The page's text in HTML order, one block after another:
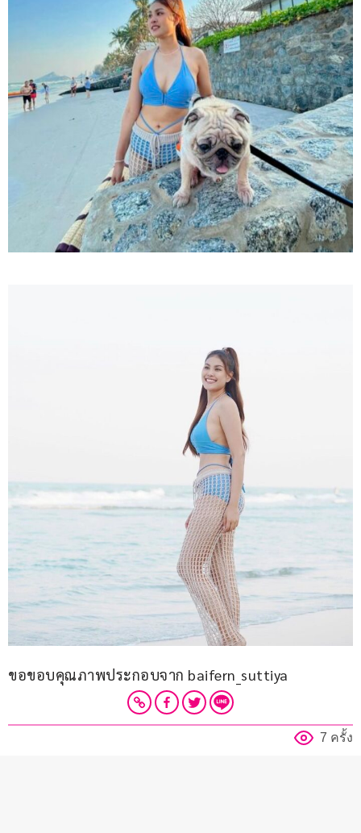
ขอขอบคุณภาพประกอบจาก baifern_suttiya
7 ครั้ง